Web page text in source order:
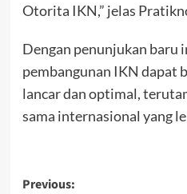
Otorita IKN,” jelas
Dengan penunjukan baru
pembangunan IKN dapat
lancar dan optimal,
sama internasional yang
Post
Previous: